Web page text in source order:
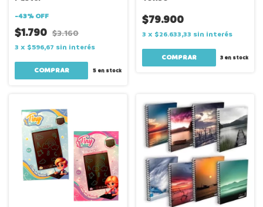
-43%OFF
$1.790 $3.160
3 x $596,67 sin interés
5en stock
$79.900
3 x $26.633,33 sin interés
3 en stock